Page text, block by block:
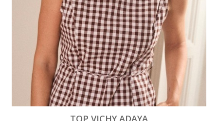
TOP VICHY ADAYA